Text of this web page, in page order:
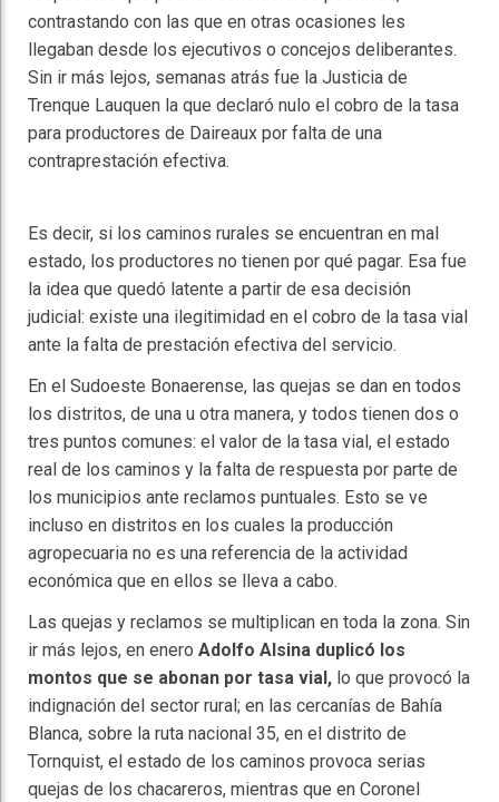
contrastando con las que en otras ocasiones les
llegaban desde los ejecutivos o concejos deliberantes.
Sin ir más lejos, semanas atrás fue la Justicia de
Trenque Lauquen la que declaró nulo el cobro de la tasa
para productores de Daireaux por falta de una
contraprestación efectiva.
Es decir, si los caminos rurales se encuentran en mal
estado, los productores no tienen por qué pagar. Esa fue
la idea que quedó latente a partir de esa decisión
judicial: existe una ilegitimidad en el cobro de la tasa vial
ante la falta de prestación efectiva del servicio.
En el Sudoeste Bonaerense, las quejas se dan en todos
los distritos, de una u otra manera, y todos tienen dos o
tres puntos comunes: el valor de la tasa vial, el estado
real de los caminos y la falta de respuesta por parte de
los municipios ante reclamos puntuales. Esto se ve
incluso en distritos en los cuales la producción
agropecuaria no es una referencia de la actividad
económica que en ellos se lleva a cabo.
Las quejas y reclamos se multiplican en toda la zona. Sin
ir más lejos, en enero Adolfo Alsina duplicó los
montos que se abonan por tasa vial, lo que provocó la
indignación del sector rural; en las cercanías de Bahía
Blanca, sobre la ruta nacional 35, en el distrito de
Tornquist, el estado de los caminos provoca serias
quejas de los chacareros, mientras que en Coronel